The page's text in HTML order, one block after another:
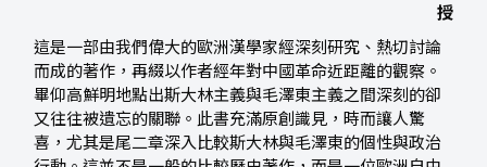
授
這是一部由我們偉大的歐洲漢學家經深刻研究、熱切討論
而成的著作，再綴以作者經年對中國革命近距離的觀察。
畢仰高鮮明地點出斯大林主義與毛澤東主義之間深刻的卻
又往往被遺忘的關聯。此書充滿原創識見，時而讓人驚
喜，尤其是尾二章深入比較斯大林與毛澤東的個性與政治